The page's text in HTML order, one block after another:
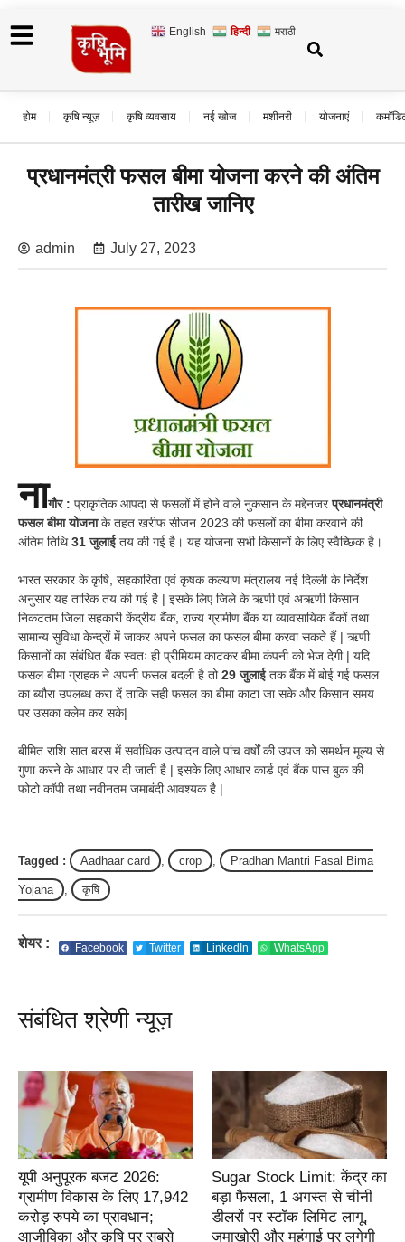
English हिन्दी मराठी
होम कृषि न्यूज़ कृषि व्यवसाय नई खोज मशीनरी योजनाएं
प्रधानमंत्री फसल बीमा योजना करने की अंतिम
तारीख जानिए
admin July 27, 2023
नागौर : प्राकृतिक आपदा से फसलों में होने वाले नुकसान के मद्देनजरप्रधानमंत्री
फसल बीमा योजनाके तहत खरीफ सीजन 2023 की फसलों का बीमा करवाने की
अंतिम तिथि31 जुलाईतय की गई है। यह योजना सभी किसानों के लिए स्वैच्छिक है।
भारत सरकार के कृषि, सहकारिता एवं कृषक कल्याण मंत्रालय नई दिल्ली के निर्देश
अनुसार यह तारिक तय की गई है | इसके लिए जिले के ऋणी एवं अऋणी किसान
निकटतम जिला सहकारी केंद्रीय बैंक, राज्य ग्रामीण बैंक या व्यावसायिक बैंकों तथा
सामान्य सुविधा केन्द्रों में जाकर अपने फसल का फसल बीमा करवा सकते हैं | ऋणी
किसानों का संबंधित बैंक स्वतः ही प्रीमियम काटकर बीमा कंपनी को भेज देगी | यदि
फसल बीमा ग्राहक ने अपनी फसल बदली है तो29 जुलाईतक बैंक में बोई गई फसल
का ब्यौरा उपलब्ध करा दें ताकि सही फसल का बीमा काटा जा सके और किसान समय
पर उसका क्लेम कर सके|
बीमित राशि सात बरस में सर्वाधिक उत्पादन वाले पांच वर्षों की उपज को समर्थन मूल्य से
गुणा करने के आधार पर दी जाती है | इसके लिए आधार कार्ड एवं बैंक पास बुक की
फोटो कॉपी तथा नवीनतम जमाबंदी आवश्यक है |
Tagged : Aadhaar card crop Pradhan Mantri Fasal Bima
Yojana कृषि
शेयर : Facebook Twitter LinkedIn WhatsApp
संबंधित श्रेणी न्यूज़
यूपी अनुपूरक बजट 2026:
ग्रामीण विकास के लिए 17,942
करोड़ रुपये का प्रावधान;
आजीविका और कृषि पर सबसे
Sugar Stock Limit: केंद्र का
बड़ा फैसला, 1 अगस्त से चीनी
डीलरों पर स्टॉक लिमिट लागू,
जमाखोरी और महंगाई पर लगेगी